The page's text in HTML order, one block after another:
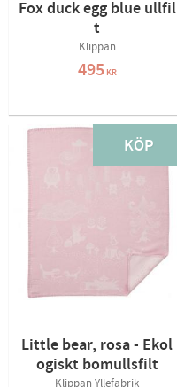
Fox duck egg blue ullfil
t
Klippan
495KR
Little bear, rosa - Ekol
ogiskt bomullsfilt
Klippan Yllefabrik
KÖP